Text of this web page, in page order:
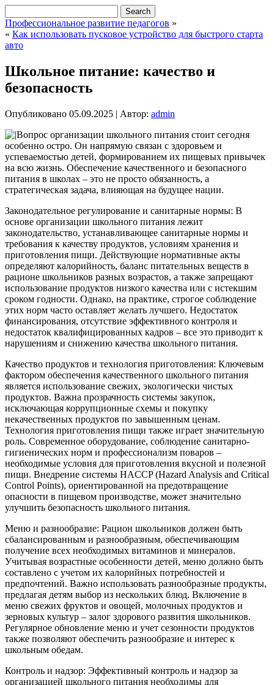
Профессиональное развитие педагогов »
« Как использовать пусковое устройство для быстрого старта
авто
Школьное питание: качество и
безопасность
Опубликовано 05.09.2025 | Автор: admin
Вопрос организации школьного питания стоит сегодня
особенно остро. Он напрямую связан с здоровьем и
успеваемостью детей, формированием их пищевых привычек
на всю жизнь. Обеспечение качественного и безопасного
питания в школах – это не просто обязанность, а
стратегическая задача, влияющая на будущее нации.
Законодательное регулирование и санитарные нормы: В
основе организации школьного питания лежит
законодательство, устанавливающее санитарные нормы и
требования к качеству продуктов, условиям хранения и
приготовления пищи. Действующие нормативные акты
определяют калорийность, баланс питательных веществ в
рационе школьников разных возрастов, а также запрещают
использование продуктов низкого качества или с истекшим
сроком годности. Однако, на практике, строгое соблюдение
этих норм часто оставляет желать лучшего. Недостаток
финансирования, отсутствие эффективного контроля и
недостаток квалифицированных кадров – все это приводит к
нарушениям и снижению качества школьного питания.
Качество продуктов и технология приготовления: Ключевым
фактором обеспечения качественного школьного питания
является использование свежих, экологически чистых
продуктов. Важна прозрачность системы закупок,
исключающая коррупционные схемы и покупку
некачественных продуктов по завышенным ценам.
Технология приготовления пищи также играет значительную
роль. Современное оборудование, соблюдение санитарно-
гигиенических норм и профессионализм поваров –
необходимые условия для приготовления вкусной и полезной
пищи. Внедрение системы HACCP (Hazard Analysis and Critical
Control Points), ориентированной на предотвращение
опасности в пищевом производстве, может значительно
улучшить безопасность школьного питания.
Меню и разнообразие: Рацион школьников должен быть
сбалансированным и разнообразным, обеспечивающим
получение всех необходимых витаминов и минералов.
Учитывая возрастные особенности детей, меню должно быть
составлено с учетом их калорийных потребностей и
предпочтений. Важно использовать разнообразные продукты,
предлагая детям выбор из нескольких блюд. Включение в
меню свежих фруктов и овощей, молочных продуктов и
зерновых культур – залог здорового развития школьников.
Регулярное обновление меню и учет сезонности продуктов
также позволяют обеспечить разнообразие и интерес к
школьным обедам.
Контроль и надзор: Эффективный контроль и надзор за
организацией школьного питания необходимы для